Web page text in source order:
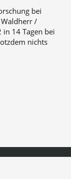
bei
Waldherr /
in 14 Tagen bei
nichts